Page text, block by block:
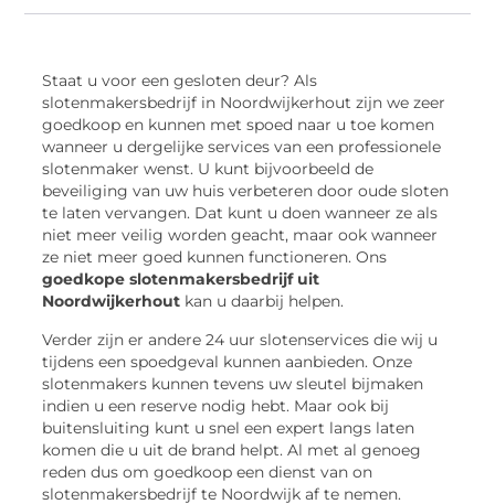
Staat u voor een gesloten deur? Als
slotenmakersbedrijf in Noordwijkerhout zijn we zeer
goedkoop en kunnen met spoed naar u toe komen
wanneer u dergelijke services van een professionele
slotenmaker wenst. U kunt bijvoorbeeld de
beveiliging van uw huis verbeteren door oude sloten
te laten vervangen. Dat kunt u doen wanneer ze als
niet meer veilig worden geacht, maar ook wanneer
ze niet meer goed kunnen functioneren. Ons
goedkope slotenmakersbedrijf uit
Noordwijkerhout kan u daarbij helpen.
Verder zijn er andere 24 uur slotenservices die wij u
tijdens een spoedgeval kunnen aanbieden. Onze
slotenmakers kunnen tevens uw sleutel bijmaken
indien u een reserve nodig hebt. Maar ook bij
buitensluiting kunt u snel een expert langs laten
komen die u uit de brand helpt. Al met al genoeg
reden dus om goedkoop een dienst van on
slotenmakersbedrijf te Noordwijk af te nemen.